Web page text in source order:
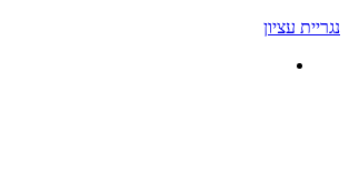
נגריית עציון